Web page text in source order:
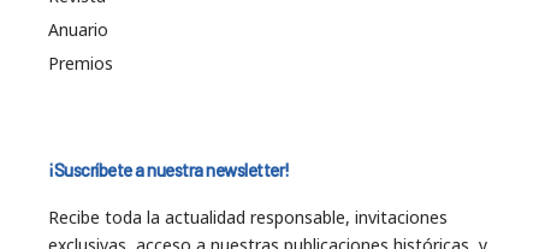
Anuario
Premios
¡Suscríbete a nuestra newsletter!
Recibe toda la actualidad responsable, invitaciones